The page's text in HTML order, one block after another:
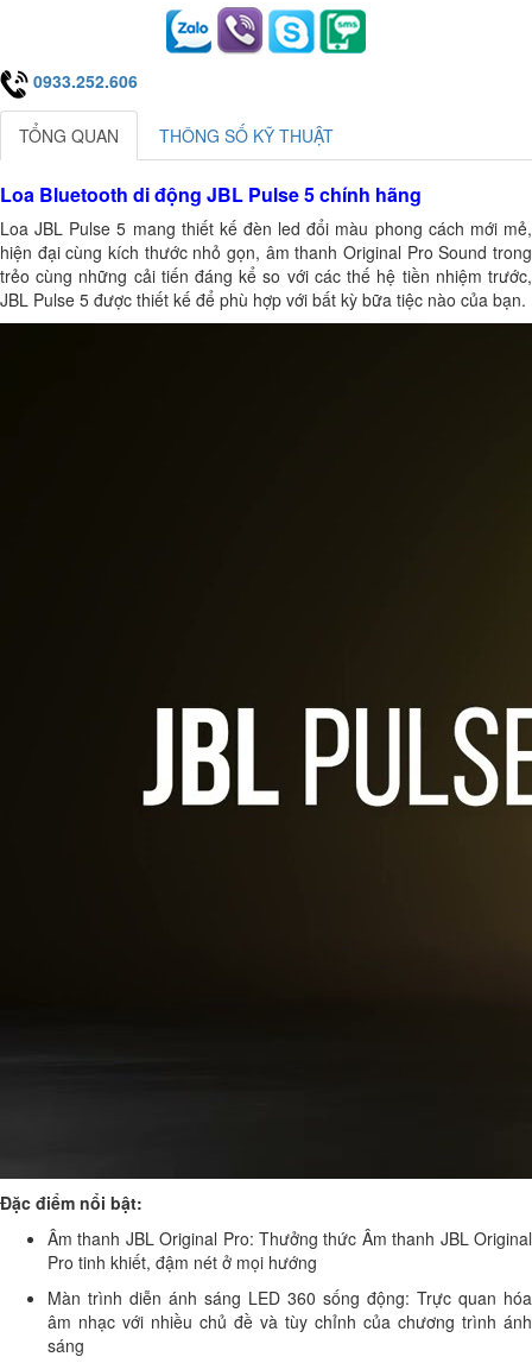
0933.252.606
TỔNG QUAN THÔNG SỐ KỸ THUẬT
Loa Bluetooth di động JBL Pulse 5 chính hãng
Loa JBL Pulse 5 mang thiết kế đèn led đổi màu phong cách mới mẻ,
hiện đại cùng kích thước nhỏ gọn, âm thanh Original Pro Sound trong
trẻo cùng những cải tiến đáng kể so với các thế hệ tiền nhiệm trước,
JBL Pulse 5 được thiết kế để phù hợp với bất kỳ bữa tiệc nào của bạn.
Đặc điểm nổi bật:
Âm thanh JBL Original Pro: Thưởng thức Âm thanh JBL Original
Pro tinh khiết, đậm nét ở mọi hướng
Màn trình diễn ánh sáng LED 360 sống động: Trực quan hóa
âm nhạc với nhiều chủ đề và tùy chỉnh của chương trình ánh
sáng